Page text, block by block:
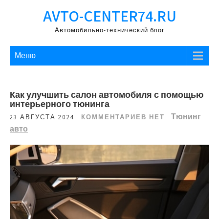
AVTO-CENTER74.RU
Автомобильно-технический блог
Меню
Как улучшить салон автомобиля с помощью
интерьерного тюнинга
23 АВГУСТА 2024 КОММЕНТАРИЕВ НЕТ
Тюнинг
авто